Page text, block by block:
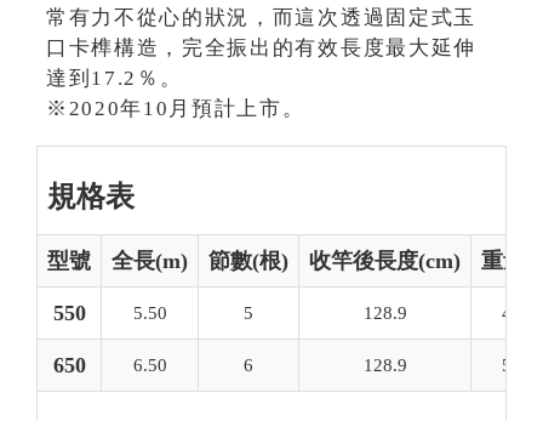
常有力不從心的狀況，而這次透過固定式玉
口卡榫構造，完全振出的有效長度最大延伸
達到17.2％。
※2020年10月預計上市。
規格表
型號 全長(m) 節數(根) 收竿後長度(cm) 重量
550 5.50 5 128.9 440
650 6.50 6 128.9 570